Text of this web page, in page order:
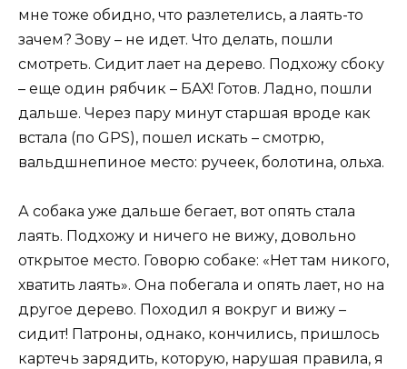
мне тоже обидно, что разлетелись, а лаять-то
зачем? Зову – не идет. Что делать, пошли
смотреть. Сидит лает на дерево. Подхожу сбоку
– еще один рябчик – БАХ! Готов. Ладно, пошли
дальше. Через пару минут старшая вроде как
встала (по GPS), пошел искать – смотрю,
вальдшнепиное место: ручеек, болотина, ольха.
А собака уже дальше бегает, вот опять стала
лаять. Подхожу и ничего не вижу, довольно
открытое место. Говорю собаке: «Нет там никого,
хватить лаять». Она побегала и опять лает, но на
другое дерево. Походил я вокруг и вижу –
сидит! Патроны, однако, кончились, пришлось
картечь зарядить, которую, нарушая правила, я